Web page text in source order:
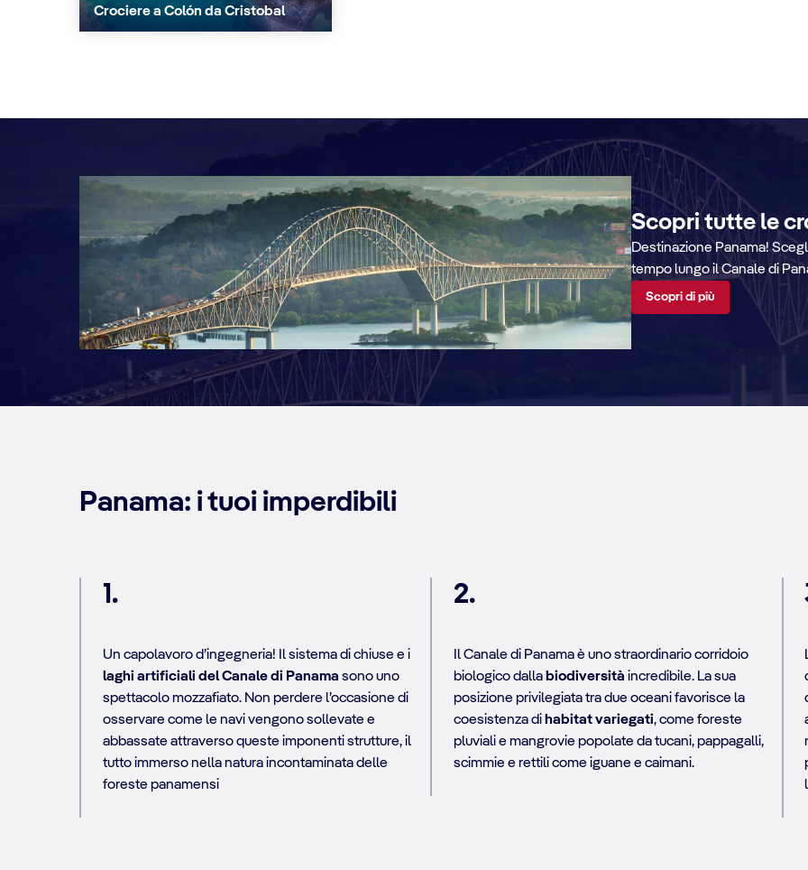
Crociere a Colón da Cristobal
Scopri tutte le
Destinazione Panama!
tempo lungo il Canale di
Scopri di più
Panama: i tuoi imperdibili
1.
Un capolavoro d’ingegneria! Il sistema di chiuse e i
laghi artificiali del Canale di Panama sono uno
spettacolo mozzafiato. Non perdere l’occasione di
osservare come le navi vengono sollevate e
abbassate attraverso queste imponenti strutture, il
tutto immerso nella natura incontaminata delle
foreste panamensi
2.
Il Canale di Panama è uno straordinario corridoio
biologico dalla biodiversità incredibile. La sua
posizione privilegiata tra due oceani favorisce la
coesistenza di habitat variegati, come foreste
pluviali e mangrovie popolate da tucani, pappagalli,
scimmie e rettili come iguane e caimani.